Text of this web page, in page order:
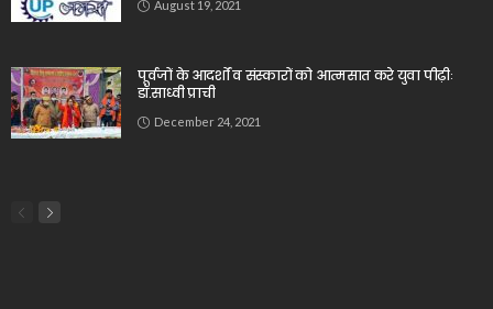
August 19, 2021
पूर्वजों के आदर्शों व संस्कारों को आत्मसात करे युवा पीढ़ीः
डॉ.साध्वी प्राची
December 24, 2021